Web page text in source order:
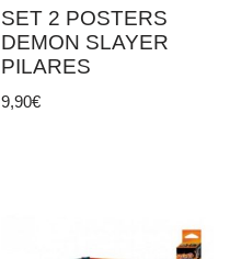
SET 2 POSTERS
DEMON SLAYER
PILARES
9,90€